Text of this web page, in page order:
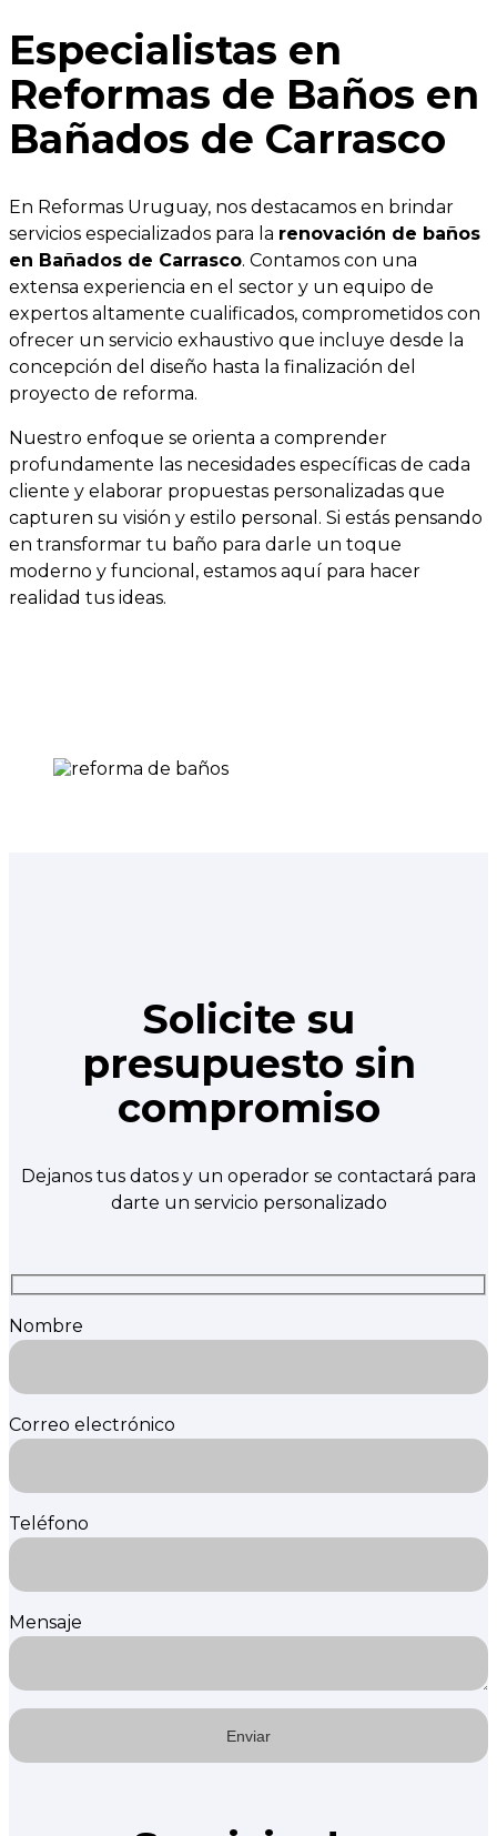
Especialistas en
Reformas de Baños en
Bañados de Carrasco
En Reformas Uruguay, nos destacamos en brindar
servicios especializados para la renovación de baños
en Bañados de Carrasco. Contamos con una
extensa experiencia en el sector y un equipo de
expertos altamente cualificados, comprometidos con
ofrecer un servicio exhaustivo que incluye desde la
concepción del diseño hasta la finalización del
proyecto de reforma.
Nuestro enfoque se orienta a comprender
profundamente las necesidades específicas de cada
cliente y elaborar propuestas personalizadas que
capturen su visión y estilo personal. Si estás pensando
en transformar tu baño para darle un toque
moderno y funcional, estamos aquí para hacer
realidad tus ideas.
Solicite su
presupuesto sin
compromiso
Dejanos tus datos y un operador se contactará para
darte un servicio personalizado
Nombre
Correo electrónico
Teléfono
Mensaje